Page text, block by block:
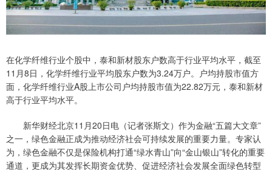
在化学纤维行业个股中，泰和新材股东户数高于行业平均水平，截至
11月8日，化学纤维行业平均股东户数为3.24万户。户均持股市值方
面，化学纤维行业A股上市公司户均持股市值为22.82万元，泰和新材
高于行业平均水平。
新华财经北京11月20日电（记者张斯文）作为金融“五篇大文章”
之一，绿色金融正成为推动经济社会可持续发展的重要力量。专家认
为，绿色金融不仅是保险机构打通“绿水青山”向“金山银山”转化的重要
通道，更成为其发挥长期资金优势、促进经济社会发展全面绿色转型